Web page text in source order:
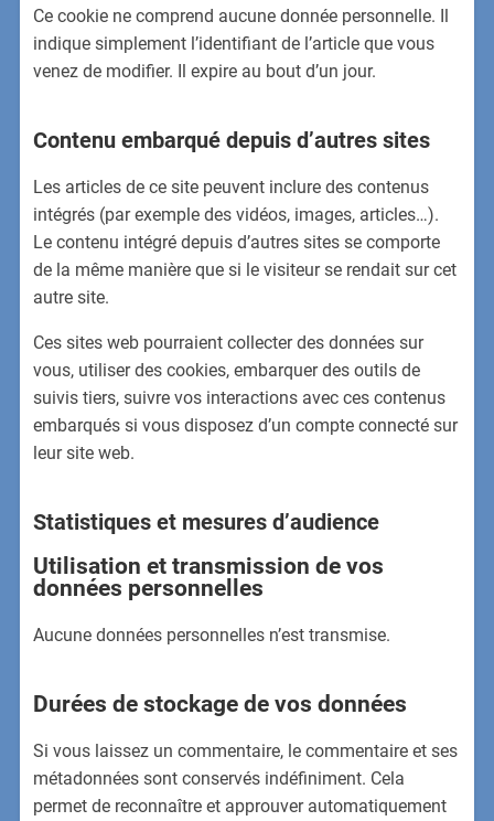
Ce cookie ne comprend aucune donnée personnelle. Il
indique simplement l’identifiant de l’article que vous
venez de modifier. Il expire au bout d’un jour.
Contenu embarqué depuis d’autres sites
Les articles de ce site peuvent inclure des contenus
intégrés (par exemple des vidéos, images, articles…).
Le contenu intégré depuis d’autres sites se comporte
de la même manière que si le visiteur se rendait sur cet
autre site.
Ces sites web pourraient collecter des données sur
vous, utiliser des cookies, embarquer des outils de
suivis tiers, suivre vos interactions avec ces contenus
embarqués si vous disposez d’un compte connecté sur
leur site web.
Statistiques et mesures d’audience
Utilisation et transmission de vos
données personnelles
Aucune données personnelles n’est transmise.
Durées de stockage de vos données
Si vous laissez un commentaire, le commentaire et ses
métadonnées sont conservés indéfiniment. Cela
permet de reconnaître et approuver automatiquement